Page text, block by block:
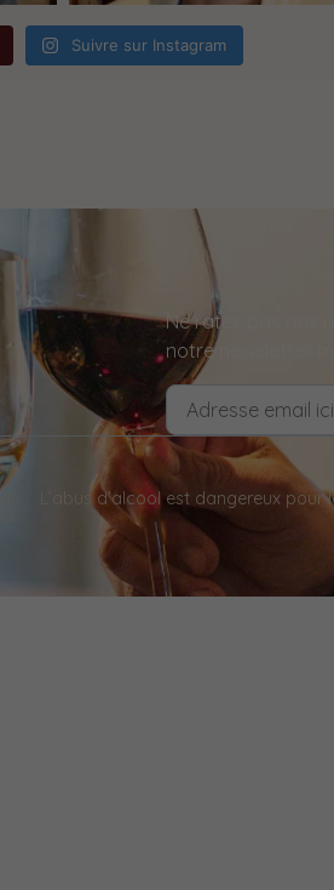
Suivre sur Instagram
Ne ratez pas nos
notre newsletter
L’abus d’alcool est dangereux